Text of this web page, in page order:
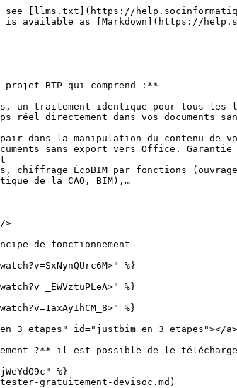
see [llms.txt](https://
is available as [Markdown](https://
BTP qui comprend :**
un traitement identique pour tous les
réel directement dans vos documents
dans la manipulation du contenu de
sans export vers Office.
chiffrage ÉcoBIM par fonctions
de la CAO, BIM),…
>
de fonctionnement
%}
%}
%}
id="justbim_en_3_etapes"></a>
?** il est possible de le
%}
tester-gratuitement-devisoc.md)